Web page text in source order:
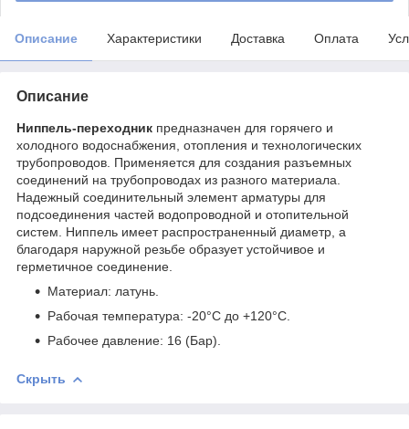
Описание Характеристики Доставка Оплата
Описание
Ниппель-переходник предназначен для горячего и
холодного водоснабжения, отопления и технологических
трубопроводов. Применяется для создания разъемных
соединений на трубопроводах из разного материала.
Надежный соединительный элемент арматуры для
подсоединения частей водопроводной и отопительной
систем. Ниппель имеет распространенный диаметр, а
благодаря наружной резьбе образует устойчивое и
герметичное соединение.
Материал: латунь.
Рабочая температура: -20°С до +120°С.
Рабочее давление: 16 (Бар).
Скрыть